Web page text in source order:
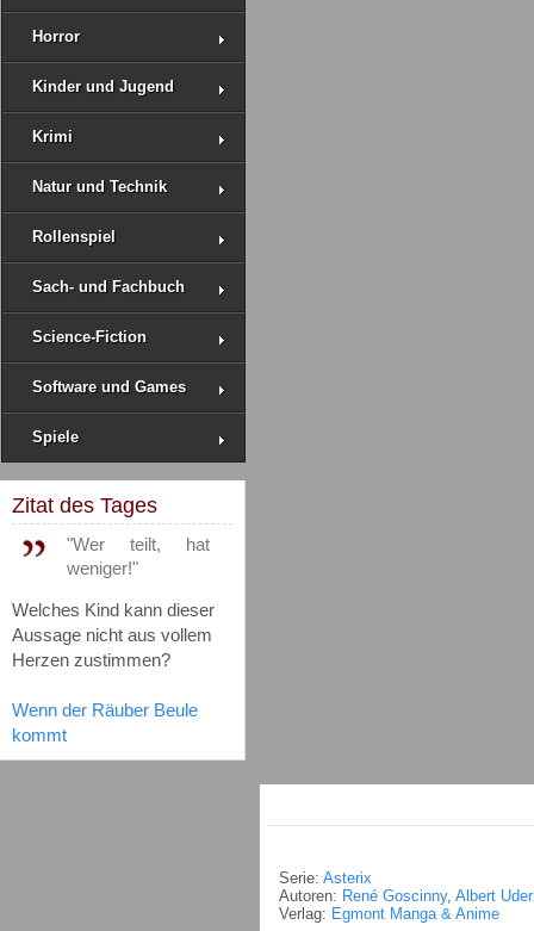
Horror
Kinder und Jugend
Krimi
Natur und Technik
Rollenspiel
Sach- und Fachbuch
Science-Fiction
Software und Games
Spiele
Zitat des Tages
"Wer teilt, hat
weniger!"
Welches Kind kann dieser
Aussage nicht aus vollem
Herzen zustimmen?
Wenn der Räuber Beule
kommt
Serie: Asterix
Autoren: René Goscinny, Albert
Verlag: Egmont Manga & Anime